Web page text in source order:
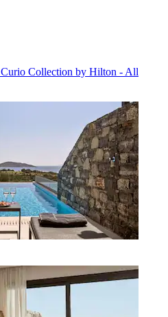
Collection by Hilton - All